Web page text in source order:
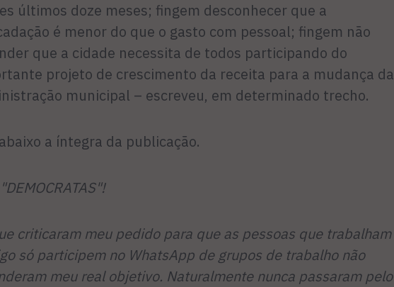
últimos doze meses; fingem desconhecer que a
é menor do que o gasto com pessoal; fingem não
que a cidade necessita de todos participando do
projeto de crescimento da receita para a mudança da
municipal – escreveu, em determinado trecho.
a íntegra da publicação.
criticaram meu pedido para que as pessoas que trabalham
só participem no WhatsApp de grupos de trabalho não
meu real objetivo. Naturalmente nunca passaram pelo